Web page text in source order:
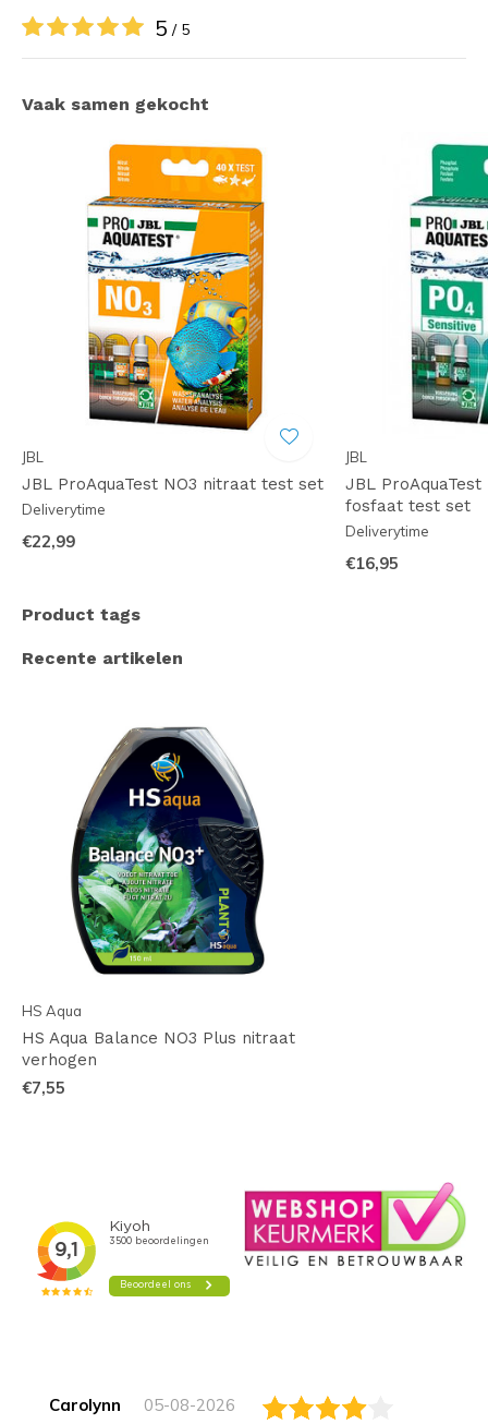
5 / 5
Vaak samen gekocht
JBL
JBL ProAquaTest NO3 nitraat test set
Deliverytime
€22,99
JBL
JBL
fosfaat test set
Deliverytime
€16,95
Product tags
Recente artikelen
HS Aqua
HS Aqua Balance NO3 Plus nitraat
verhogen
€7,55
Carolynn 05-08-2026